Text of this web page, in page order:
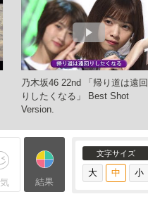
乃木坂46 22nd 「帰り道は遠回
りしたくなる」 Best Shot
Version.
結果
文字サイズ